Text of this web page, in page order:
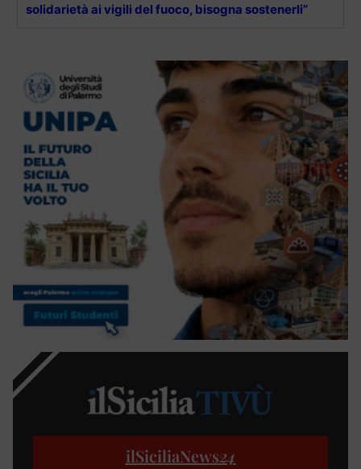
solidarietà ai vigili del fuoco, bisogna sostenerli”
ilSiciliaNews24